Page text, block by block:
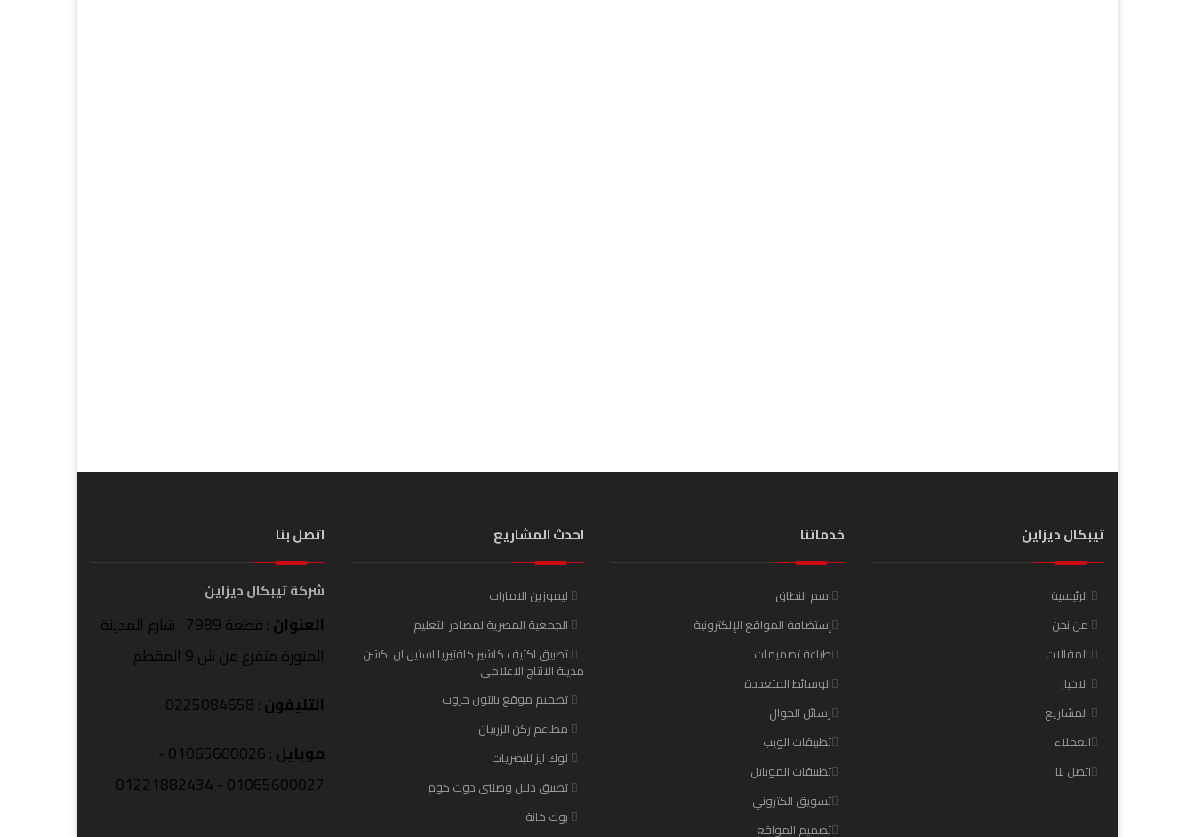
تيبكال ديزاين
الرئيسية
من نحن
المقالات
الاخبار
المشاريع
العملاء
اتصل بنا
خدماتنا
اسم النطاق
إستضافة المواقع الإلكترونية
طباعة تصميمات
الوسائط المتعددة
رسائل الجوال
تطبيقات الويب
تطبيقات الموبايل
تسويق الكتروني
تصميم المواقع
احدث المشاريع
ليموزين الامارات
الجمعية المصرية لمصادر التعليم
تطبيق اكتيف كاشير كافتيريا استيل ان اكشن
مدينة الانتاج الاعلامى
تصميم موقع بانتون جروب
مطاعم ركن الزربيان
لوك ايز للبصريات
تطبيق دليل وصلنى دوت كوم
بوك خانة
اتصل بنا
شركة تيبكال ديزاين
العنوان
: قطعة 7989 شارع المدينة
المنورة متفرع من ش 9 المقطم
التليفون: 0225084658
موبايل
: 01065600026 -
01065600027 - 01221882434